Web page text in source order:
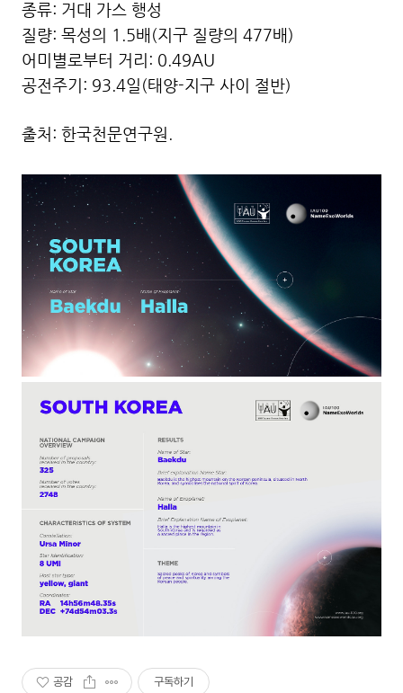
종류: 거대 가스 행성
질량: 목성의 1.5배(지구 질량의 477배)
어미별로부터 거리: 0.49AU
공전주기: 93.4일(태양-지구 사이 절반)
출처: 한국천문연구원.
공감 구독하기